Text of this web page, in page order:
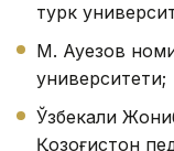
турк
М. Ауезов
университети;
Ўзбекали
Қозоғистон